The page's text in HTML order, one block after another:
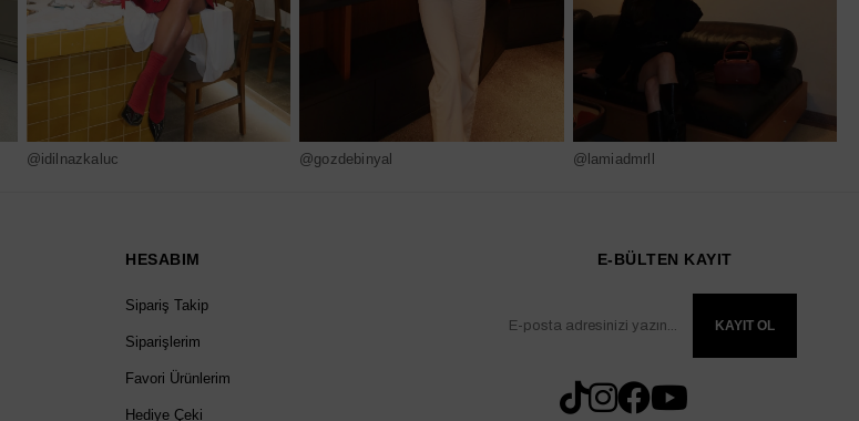
@idilnazkaluc @gozdebinyal @lamiadmrll
HESABIM
Sipariş Takip
Siparişlerim
Favori Ürünlerim
Hediye Çeki
E-BÜLTEN KAYIT
KAYIT OL